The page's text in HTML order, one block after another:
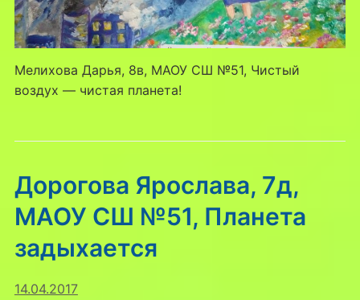
Мелихова Дарья, 8в, МАОУ СШ №51, Чистый
воздух — чистая планета!
Дорогова Ярослава, 7д,
МАОУ СШ №51, Планета
задыхается
14.04.2017